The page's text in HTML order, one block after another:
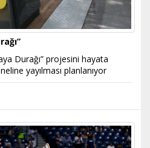
Durağı” projesini hayata
yayılması planlanıyor